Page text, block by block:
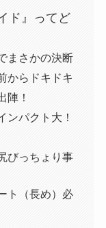
ド』ってど
まさかの決断
からドキドキ
陣！
ンパクト大！
びっちょり事
ト（長め）必